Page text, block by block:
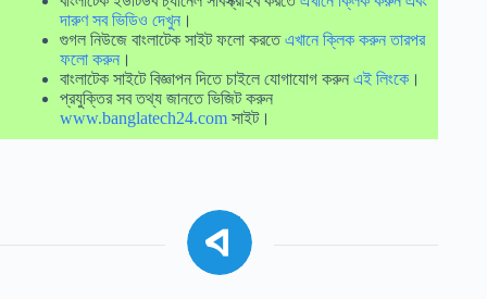
দারুণ সব ভিডিও দেখুন ।
গুগল নিউজে বাংলাটেক সাইট ফলো করতেএখানে ক্লিক করুন তারপর
ফলো করুন ।
বাংলাটেক সাইটে বিজ্ঞাপন দিতে চাইলে যোগাযোগ করুন এই লিংকে ।
প্রযুক্তির সব তথ্য জানতে ভিজিট করুন
www.banglatech24.com সাইট।